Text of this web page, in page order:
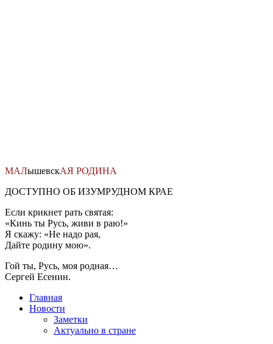
МАЛышевскАЯ РОДИНА
ДОСТУПНО ОБ ИЗУМРУДНОМ КРАЕ
Если крикнет рать святая:
«Кинь ты Русь, живи в раю!»
Я скажу: «Не надо рая,
Дайте родину мою».
Гой ты, Русь, моя родная…
Сергей Есенин.
Главная
Новости
Заметки
Актуально в стране